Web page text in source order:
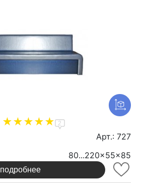
2
Арт.: 727
80...220x55x85
подробнее